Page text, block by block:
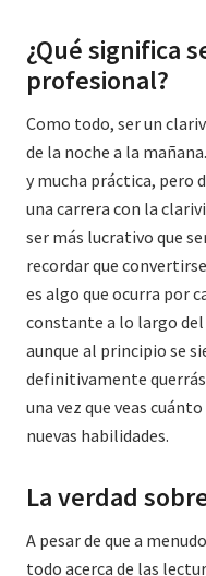
¿Qué significa
profesional?
Como todo, ser un
de la noche a la
y mucha práctica, pero
una carrera con la
ser más lucrativo que
recordar que
es algo que ocurra por
constante a lo largo del
aunque al principio se
definitivamente
una vez que veas
nuevas habilidades.
La verdad
A pesar de que a
todo acerca de las